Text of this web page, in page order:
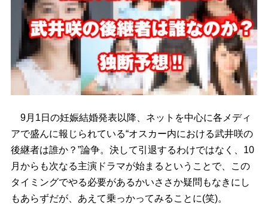
9月1日の妊娠結婚発表以降、ネットを中心に各メディ
アで盛んに報じられている“オスカー内における武井咲の
後継者は誰か？”論争。決して引退するわけではなく、10
月からも次なる主演ドラマが始まるということで、この
タイミングでやる必要があるかいささか疑問もなきにし
もあらずだが、あえて乗っかってみることに(笑)。